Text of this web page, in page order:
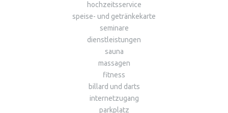
hochzeitsservice
speise- und getränkekarte
seminare
dienstleistungen
sauna
massagen
fitness
billard und darts
internetzugang
parkplatz